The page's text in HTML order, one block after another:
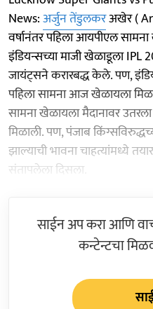
News:अर्जुन तेंडुलकरअखेर (
वर्षानंतर पहिला आयपीएल
इंडियन्सच्या माजी खेळाडूला
जायंट्सने करारबद्ध केले. पण,
पहिला सामना आज खेळायला
सामना खेळायला मैदानावर
मिळाली. पण, पंजाब
झाल्याची भावना चाहत्यांमध्ये
संतापलेला दिसला.
साईन अप करा आणि
कन्टेन्टचा